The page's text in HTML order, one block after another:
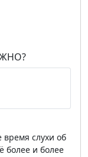
время слухи об
более и более